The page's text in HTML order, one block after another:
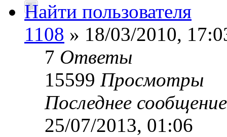
Найти пользователя
1108 » 18/03/2010,
7 Ответы
15599 Просмотры
Последнее
25/07/2013, 01:06